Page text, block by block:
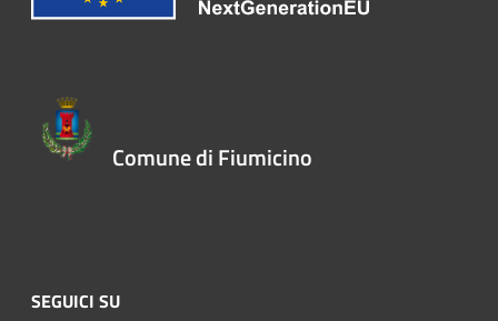
Comune di Fiumicino
SEGUICI SU